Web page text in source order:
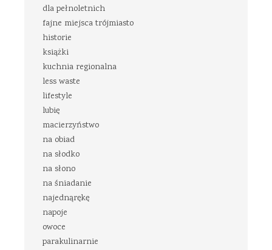
dla pełnoletnich
fajne miejsca trójmiasto
historie
książki
kuchnia regionalna
less waste
lifestyle
lubię
macierzyństwo
na obiad
na słodko
na słono
na śniadanie
najednąrękę
napoje
owoce
parakulinarnie